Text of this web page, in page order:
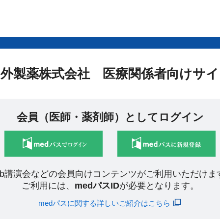
製薬株式会社 医療関係者向けサ
会員（医師・薬剤師）としてログイン
講演会などの会員向けコンテンツがご利用いただけま
ご利用には、 medパスIDが必要となります。
medパスに関する詳しいご紹介はこちら